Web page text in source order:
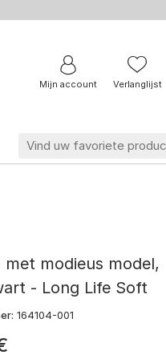
Mijn account Verlanglijst
modieus model,
- Long Life Soft
164104-001